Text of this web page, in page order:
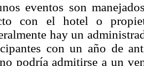
eventos son
con el hotel o
hay un
con un año de
podría admitirse a un